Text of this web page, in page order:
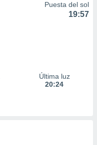
Puesta del sol
19:57
Última luz
20:24